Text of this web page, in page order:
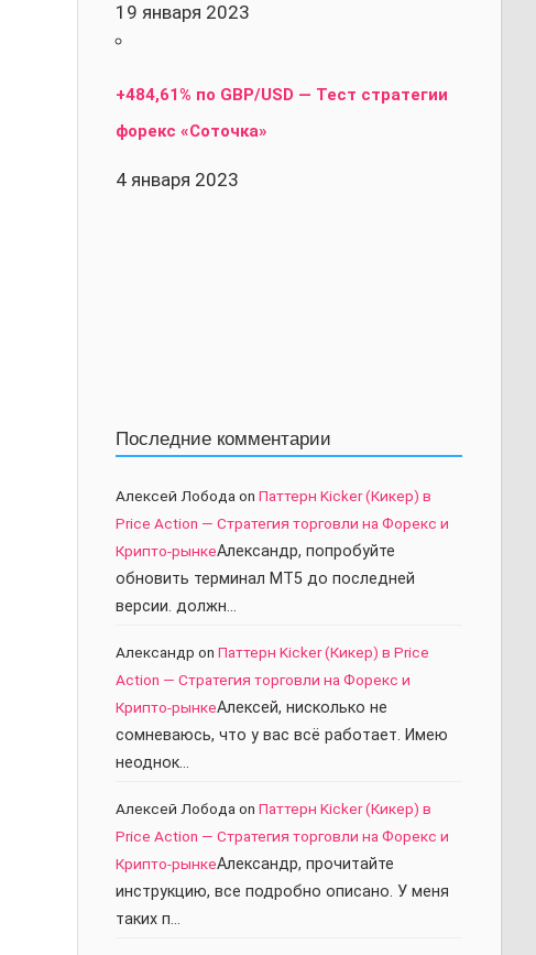
19 января 2023
+484,61% по GBP/USD — Тест стратегии
форекс «Соточка»
4 января 2023
Последние комментарии
Алексей Лободаon Паттерн Kicker (Кикер) в
Price Action — Стратегия торговли на Форекс и
Крипто-рынкеАлександр, попробуйте
обновить терминал МТ5 до последней
версии. должн…
Александр on Паттерн Kicker (Кикер) в Price
Action — Стратегия торговли на Форекс и
Крипто-рынкеАлексей, нисколько не
сомневаюсь, что у вас всё работает. Имею
неоднок…
Алексей Лободаon Паттерн Kicker (Кикер) в
Price Action — Стратегия торговли на Форекс и
Крипто-рынкеАлександр, прочитайте
инструкцию, все подробно описано. У меня
таких п…